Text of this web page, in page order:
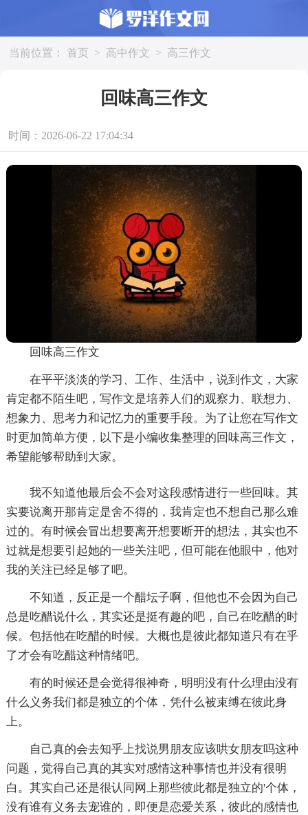
当前位置： 首页 > 高中作文 > 高三作文
回味高三作文
时间：2026-06-22 17:04:34
回味高三作文
在平平淡淡的学习、工作、生活中，说到作文，大家
肯定都不陌生吧，写作文是培养人们的观察力、联想力、
想象力、思考力和记忆力的重要手段。为了让您在写作文
时更加简单方便，以下是小编收集整理的回味高三作文，
希望能够帮助到大家。
我不知道他最后会不会对这段感情进行一些回味。其
实要说离开那肯定是舍不得的，我肯定也不想自己那么难
过的。有时候会冒出想要离开想要断开的想法，其实也不
过就是想要引起她的一些关注吧，但可能在他眼中，他对
我的关注已经足够了吧。
不知道，反正是一个醋坛子啊，但他也不会因为自己
总是吃醋说什么，其实还是挺有趣的吧，自己在吃醋的时
候。包括他在吃醋的时候。大概也是彼此都知道只有在乎
了才会有吃醋这种情绪吧。
有的时候还是会觉得很神奇，明明没有什么理由没有
什么义务我们都是独立的个体，凭什么被束缚在彼此身
上。
自己真的会去知乎上找说男朋友应该哄女朋友吗这种
问题，觉得自己真的其实对感情这种事情也并没有很明
白。其实自己还是很认同网上那些彼此都是独立的'个体，
没有谁有义务去宠谁的，即便是恋爱关系，彼此的感情也